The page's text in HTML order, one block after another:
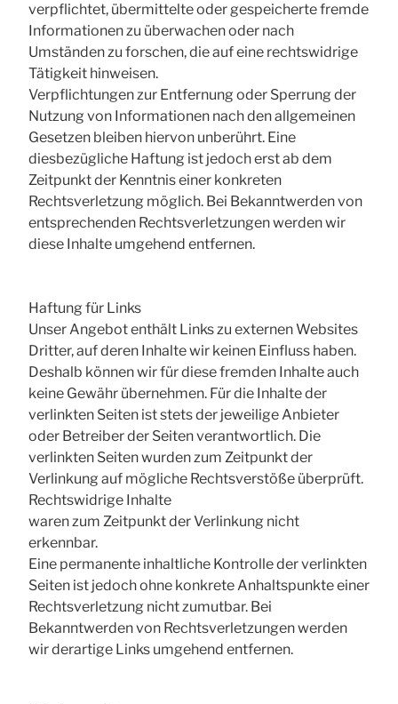
verpflichtet, übermittelte oder gespeicherte fremde
Informationen zu überwachen oder nach
Umständen zu forschen, die auf eine rechtswidrige
Tätigkeit hinweisen.
Verpflichtungen zur Entfernung oder Sperrung der
Nutzung von Informationen nach den allgemeinen
Gesetzen bleiben hiervon unberührt. Eine
diesbezügliche Haftung ist jedoch erst ab dem
Zeitpunkt der Kenntnis einer konkreten
Rechtsverletzung möglich. Bei Bekanntwerden von
entsprechenden Rechtsverletzungen werden wir
diese Inhalte umgehend entfernen.
Haftung für Links
Unser Angebot enthält Links zu externen Websites
Dritter, auf deren Inhalte wir keinen Einfluss haben.
Deshalb können wir für diese fremden Inhalte auch
keine Gewähr übernehmen. Für die Inhalte der
verlinkten Seiten ist stets der jeweilige Anbieter
oder Betreiber der Seiten verantwortlich. Die
verlinkten Seiten wurden zum Zeitpunkt der
Verlinkung auf mögliche Rechtsverstöße überprüft.
Rechtswidrige Inhalte
waren zum Zeitpunkt der Verlinkung nicht
erkennbar.
Eine permanente inhaltliche Kontrolle der verlinkten
Seiten ist jedoch ohne konkrete Anhaltspunkte einer
Rechtsverletzung nicht zumutbar. Bei
Bekanntwerden von Rechtsverletzungen werden
wir derartige Links umgehend entfernen.